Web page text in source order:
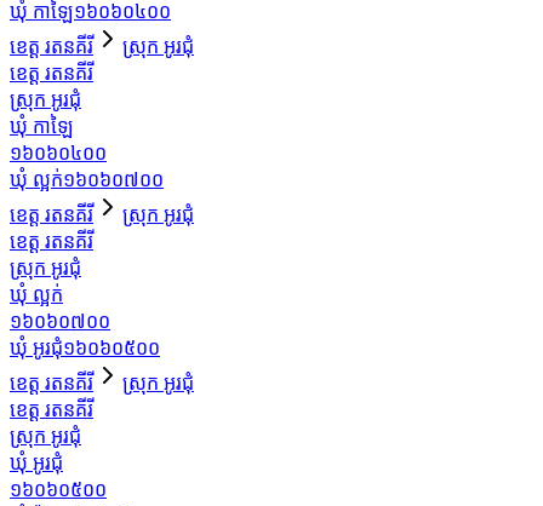
ឃុំ កាឡៃ១៦០៦០៤០០
ខេត្ត រតនគីរី
ស្រុក អូរជុំ
ខេត្ត រតនគីរី
ស្រុក អូរជុំ
ឃុំ កាឡៃ
១៦០៦០៤០០
ឃុំ ល្អក់១៦០៦០៧០០
ខេត្ត រតនគីរី
ស្រុក អូរជុំ
ខេត្ត រតនគីរី
ស្រុក អូរជុំ
ឃុំ ល្អក់
១៦០៦០៧០០
ឃុំ អូរជុំ១៦០៦០៥០០
ខេត្ត រតនគីរី
ស្រុក អូរជុំ
ខេត្ត រតនគីរី
ស្រុក អូរជុំ
ឃុំ អូរជុំ
១៦០៦០៥០០